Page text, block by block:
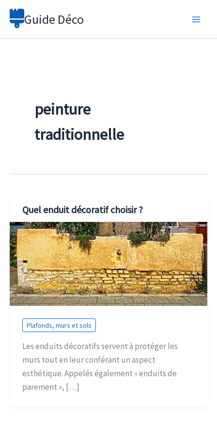
Aller
Guide Déco
peinture
traditionnelle
Quel enduit décoratif choisir ?
Plafonds, murs et sols
Les enduits décoratifs servent à protéger les
murs tout en leur conférant un aspect
esthétique. Appelés également « enduits de
parement », […]